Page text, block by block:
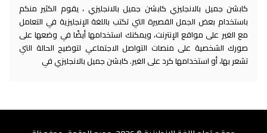
كابشن جميل بالانجليزي كابشن جميل بالانجليزي ، يقوم الكثير منكم
باستخدام بعض الجمل القصيرة التي تكتب باللغة الإنجليزية في التعامل
مع الغير على مواقع الإنترنت، ويمكنك استخدامها أيضًا في وضعها على
صورك الشخصية على منصات التواصل الاجتماعي لتوضيح الحالة التي
تشعر بها، أو استخدامها كرد على الغير. كابشن جميل بالانجليزي في